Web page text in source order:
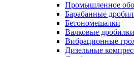
Промышленное
Барабанные
Бетономешалки
Валковые дробилки
Вибрационные
Дизельные